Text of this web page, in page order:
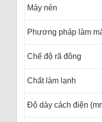
Máy nén
Phương pháp làm
Chế độ rã đông
Chất làm lạnh
Độ dày cách điện